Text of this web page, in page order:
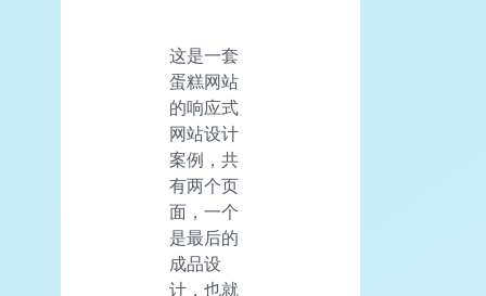
这是一套
蛋糕网站
的响应式
网站设计
案例，共
有两个页
面，一个
是最后的
成品设
计，也就